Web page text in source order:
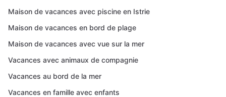
Maison de vacances avec piscine en Istrie
Maison de vacances en bord de plage
Maison de vacances avec vue sur la mer
Vacances avec animaux de compagnie
Vacances au bord de la mer
Vacances en famille avec enfants